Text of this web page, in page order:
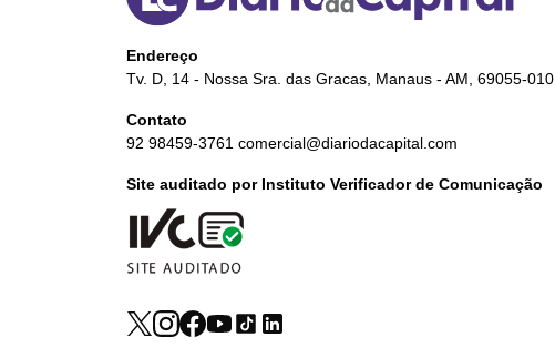
Endereço
Tv. D, 14 - Nossa Sra. das Gracas, Manaus - AM, 69055-010
Contato
92 98459-3761 comercial@diariodacapital.com
Site auditado por Instituto Verificador de Comunicação